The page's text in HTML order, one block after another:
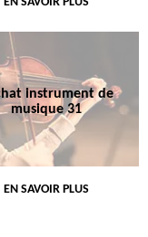
instrument de
musique 31
EN SAVOIR PLUS